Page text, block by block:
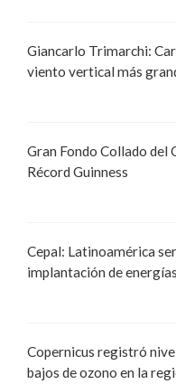
Giancarlo Trimarchi:
viento vertical más
Gran Fondo Collado del
Récord Guinness
Cepal: Latinoamérica
implantación de
Copernicus registró
bajos de ozono en la